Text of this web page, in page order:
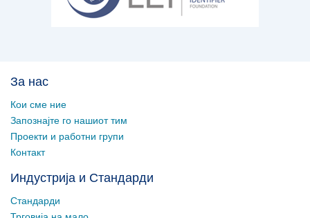
За нас
Кои сме ние
Запознајте го нашиот тим
Проекти и работни групи
Контакт
Индустрија и Стандарди
Стандарди